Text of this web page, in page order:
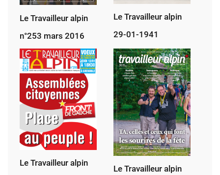
Le Travailleur alpin
n°253 mars 2016
Le Travailleur alpin
29-01-1941
Le Travailleur alpin
Le Travailleur alpin